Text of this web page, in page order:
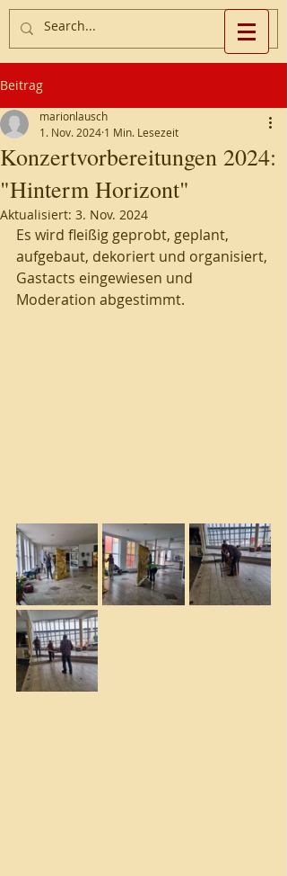
Beitrag
Konzertvorbereitungen 2024:
"Hinterm Horizont"
marionlausch
1. Nov. 2024 1 Min. Lesezeit
Aktualisiert: 3. Nov. 2024
Es wird fleißig geprobt, geplant,
aufgebaut, dekoriert und organisiert,
Gastacts eingewiesen und
Moderation abgestimmt.